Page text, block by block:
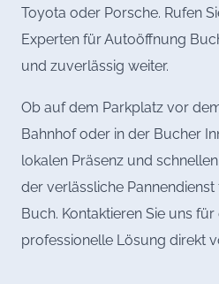
Toyota oder Porsche. Rufen
Experten für Autoöffnung
und zuverlässig weiter.
Ob auf dem Parkplatz vor
Bahnhof oder in der Bucher
lokalen Präsenz und
der verlässliche
Buch. Kontaktieren Sie uns
professionelle Lösung direkt